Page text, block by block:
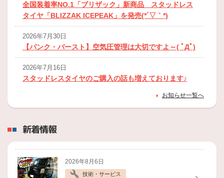
全国装着率NO.1「ブリザック」新商品 スタッドレス
タイヤ「BLIZZAK ICEPEAK」を発売(*´▽｀*)
2026年7月30日
【パンク・バースト】空気圧管理は大切ですよ～( ﾟДﾟ)
2026年7月16日
スタッドレスタイヤのご購入の話も増えております♪
【ご注意ください】タイヤの定期的メンテは必要で
箸休め♪ ちょっとかっこいいCMそして【私たちも松
江でインフラを支えてます】
お知らせ一覧へ
新着情報
2026年8月6日
技術・サービス